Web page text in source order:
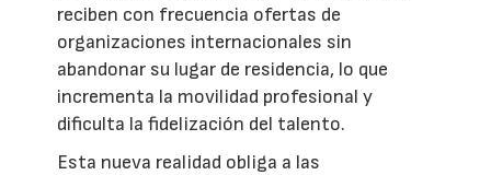
reciben con frecuencia ofertas de
organizaciones internacionales sin
abandonar su lugar de residencia, lo que
incrementa la movilidad profesional y
dificulta la fidelización del talento.
Esta nueva realidad obliga a las